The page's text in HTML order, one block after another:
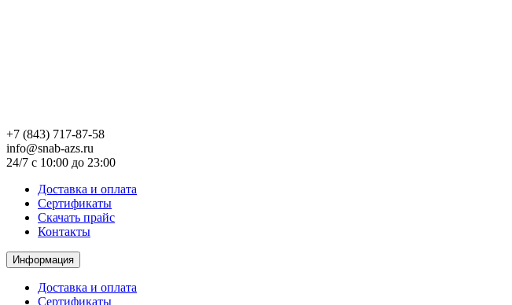
+7 (843) 717-87-58
info@snab-azs.ru
24/7 с 10:00 до 23:00
Доставка и оплата
Сертификаты
Скачать прайс
Контакты
Информация
Доставка и оплата
Сертификаты